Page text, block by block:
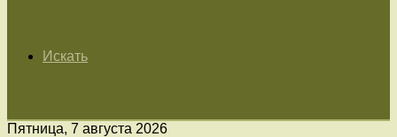
Искать
Пятница, 7 августа 2026